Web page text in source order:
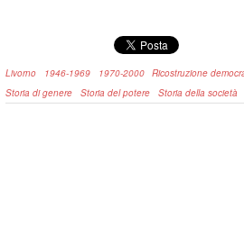
Livorno 1946-1969 1970-2000 Ricostruzione
Storia di genere
Storia del potere Storia della società